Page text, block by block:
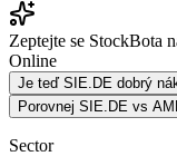
Zeptejte se StockBota
Online
Je teď SIE.DE dobrý
Porovnej SIE.DE vs
Sector